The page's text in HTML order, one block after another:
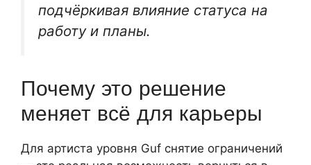
подчёркивая влияние статуса на
работу и планы.
Почему это решение
меняет всё для карьеры
Для артиста уровня Guf снятие ограничений